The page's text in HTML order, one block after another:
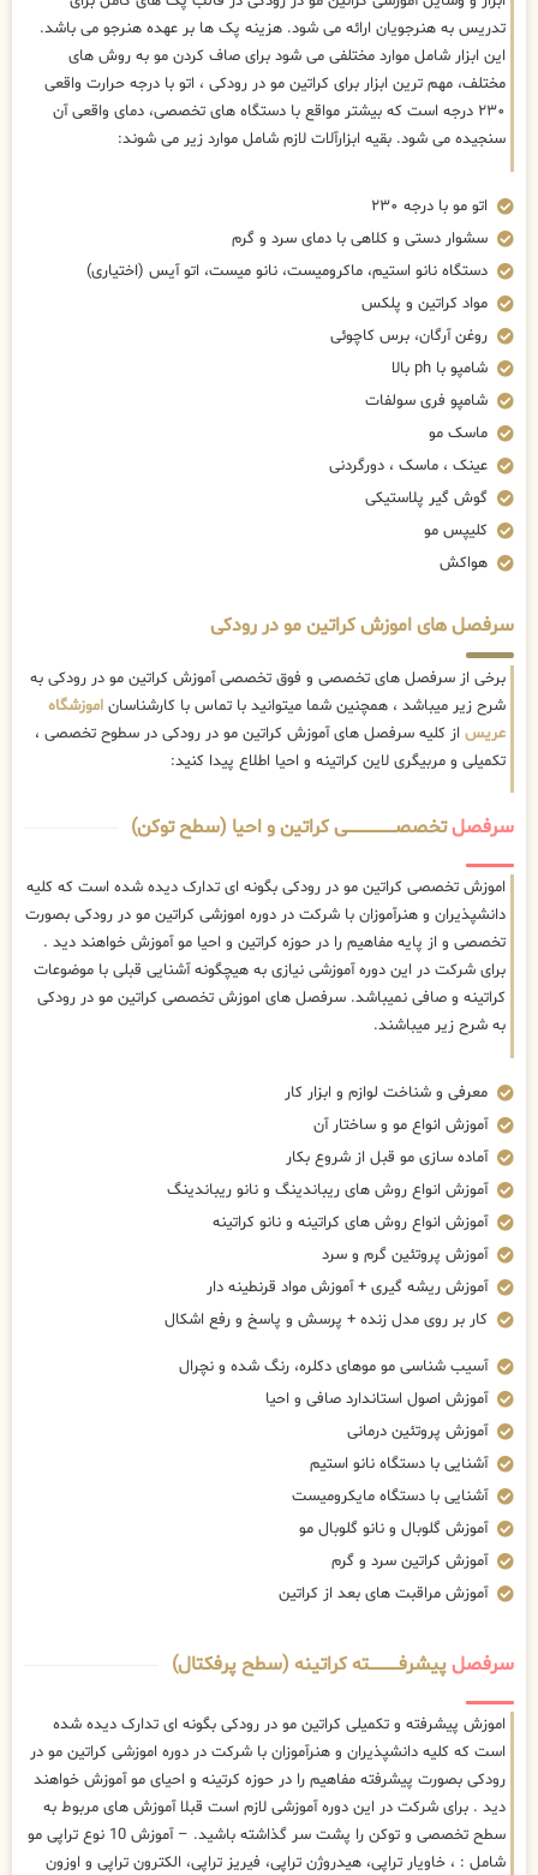
تدریس به هنرجویان ارائه می شود. هزینه پک ها بر عهده هنرجو می باشد.
این ابزار شامل موارد مختلفی می شود برای صاف کردن مو به روش های
مختلف، مهم ترین ابزار برای کراتین مو در رودکی ، اتو با درجه حرارت واقعی
۲۳۰ درجه است که بیشتر مواقع با دستگاه های تخصصی، دمای واقعی آن
سنجیده می شود. بقیه ابزارآلات لازم شامل موارد زیر می شوند:
اتو مو با درجه ۲۳۰
سشوار دستی و کلاهی با دمای سرد و گرم
دستگاه نانو استیم، ماکرومیست، نانو میست، اتو آیس (اختیاری)
مواد کراتین و پلکس
روغن آرگان، برس کاچوئی
شامپو با ph بالا
شامپو فری سولفات
ماسک مو
عینک ، ماسک ، دورگردنی
گوش گیر پلاستیکی
کلیپس مو
هواکش
سرفصل های اموزش کراتین مو در رودکی
برخی از سرفصل های تخصصی و فوق تخصصی آموزش کراتین مو در رودکی به
شرح زیر میباشد ، همچنین شما میتوانید با تماس با کارشناسان اموزشگاه
عریس از کلیه سرفصل های آموزش کراتین مو در رودکی در سطوح تخصصی ،
تکمیلی و مربیگری لاین کراتینه و احیا اطلاع پیدا کنید:
سرفصلتخصصــــــــــــــــــــی کراتین و احیا (سطح توکن)
اموزش تخصصی کراتین مو در رودکی بگونه ای تدارک دیده شده است که کلیه
دانشپذیران و هنرآموزان با شرکت در دوره اموزشی کراتین مو در رودکی بصورت
تخصصی و از پایه مفاهیم را در حوزه کراتین و احیا مو آموزش خواهند دید .
برای شرکت در این دوره آموزشی نیازی به هیچگونه آشنایی قبلی با موضوعات
کراتینه و صافی نمیباشد. سرفصل های اموزش تخصصی کراتین مو در رودکی
به شرح زیر میباشند.
معرفی و شناخت لوازم و ابزار کار
آموزش انواع مو و ساختار آن
آماده سازی مو قبل از شروع بکار
آموزش انواع روش های ریباندینگ و نانو ریباندینگ
آموزش انواع روش های کراتینه و نانو کراتینه
آموزش پروتئین گرم و سرد
آموزش ریشه گیری + آموزش مواد قرنطینه دار
کار بر روی مدل زنده + پرسش و پاسخ و رفع اشکال
آسیب شناسی مو موهای دکلره، رنگ شده و نچرال
آموزش اصول استاندارد صافی و احیا
آموزش پروتئین درمانی
آشنایی با دستگاه نانو استیم
آشنایی با دستگاه مایکرومیست
آموزش گلوبال و نانو گلوبال مو
آموزش کراتین سرد و گرم
آموزش مراقبت های بعد از کراتین
سرفصلپیشرفــــــــــــته کراتینه (سطح پرفکتال)
اموزش پیشرفته و تکمیلی کراتین مو در رودکی بگونه ای تدارک دیده شده
است که کلیه دانشپذیران و هنرآموزان با شرکت در دوره اموزشی کراتین مو در
رودکی بصورت پیشرفته مفاهیم را در حوزه کرتینه و احیای مو آموزش خواهند
دید . برای شرکت در این دوره آموزشی لازم است قبلا آموزش های مربوط به
سطح تخصصی و توکن را پشت سر گذاشته باشید. – آموزش 10 نوع تراپی مو
شامل : ، خاویار تراپی، هیدروژن تراپی، فیریز تراپی، الکترون تراپی و اوزون